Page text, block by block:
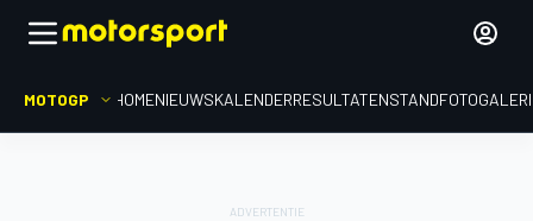
MOTOGP HOMENIEUWSKALENDERRESULTATENSTAND